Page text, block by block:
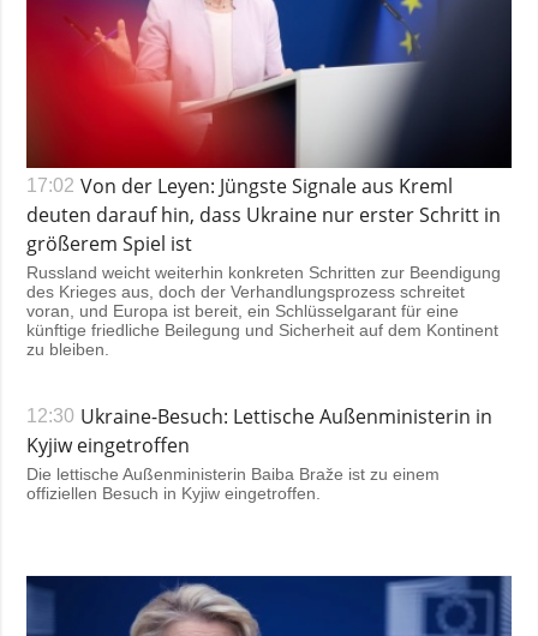
17:02 Von der Leyen: Jüngste Signale aus Kreml
deuten darauf hin, dass Ukraine nur erster Schritt in
größerem Spiel ist
Russland weicht weiterhin konkreten Schritten zur Beendigung
des Krieges aus, doch der Verhandlungsprozess schreitet
voran, und Europa ist bereit, ein Schlüsselgarant für eine
künftige friedliche Beilegung und Sicherheit auf dem Kontinent
zu bleiben.
12:30 Ukraine-Besuch: Lettische Außenministerin in
Kyjiw eingetroffen
Die lettische Außenministerin Baiba Braže ist zu einem
offiziellen Besuch in Kyjiw eingetroffen.